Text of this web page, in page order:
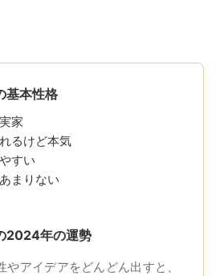
基本性格
家
るけど本気
すい
まりない
2024年の運勢
アイデアをどんどん出すと、